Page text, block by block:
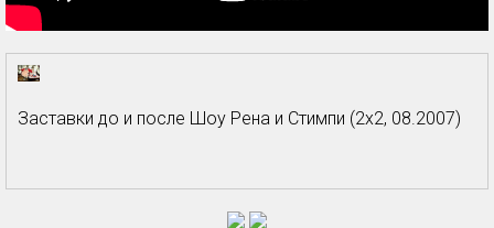
Заставки до и после Шоу Рена и Стимпи (2х2, 08.2007)